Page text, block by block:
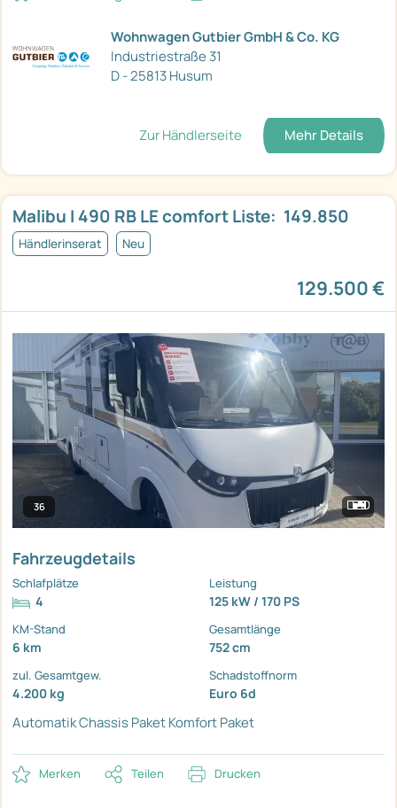
Wohnwagen Gutbier GmbH & Co. KG
Industriestraße 31
D - 25813 Husum
Zur Händlerseite Mehr Details
Malibu I 490 RB LE comfort Liste:  149.850
Händlerinserat Neu
129.500 €
36
Fahrzeugdetails
Schlafplätze
4
Leistung
125 kW / 170 PS
KM-Stand
6 km
Gesamtlänge
752 cm
zul. Gesamtgew.
4.200 kg
Schadstoffnorm
Euro 6d
AutomatikChassis PaketKomfort Paket
Merken Teilen Drucken